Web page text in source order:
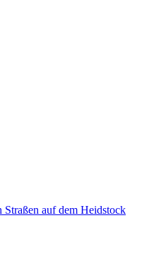
Straßen auf dem Heidstock